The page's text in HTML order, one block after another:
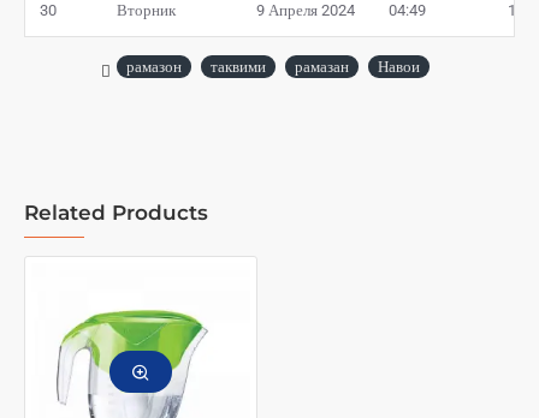
30 Вторник 9 Апреля 2024 04:49
рамазон таквими рамазан Навои
Related Products